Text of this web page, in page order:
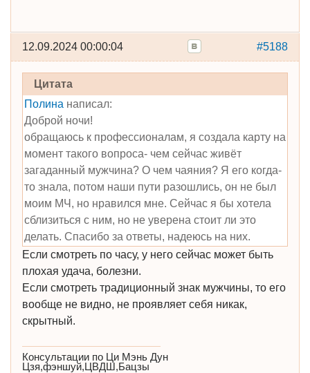
#5188
12.09.2024 00:00:04
Цитата
Полина написал:
Доброй ночи!
обращаюсь к профессионалам, я создала карту на
момент такого вопроса- чем сейчас живёт
загаданный мужчина? О чем чаяния? Я его когда-
то знала, потом наши пути разошлись, он не был
моим МЧ, но нравился мне. Сейчас я бы хотела
сблизиться с ним, но не уверена стоит ли это
делать. Спасибо за ответы, надеюсь на них.
Если смотреть по часу, у него сейчас может быть
плохая удача, болезни.
Если смотреть традиционный знак мужчины, то его
вообще не видно, не проявляет себя никак,
скрытный.
Консультации по Ци Мэнь Дун
Цзя,фэншуй,ЦВДШ,Бацзы